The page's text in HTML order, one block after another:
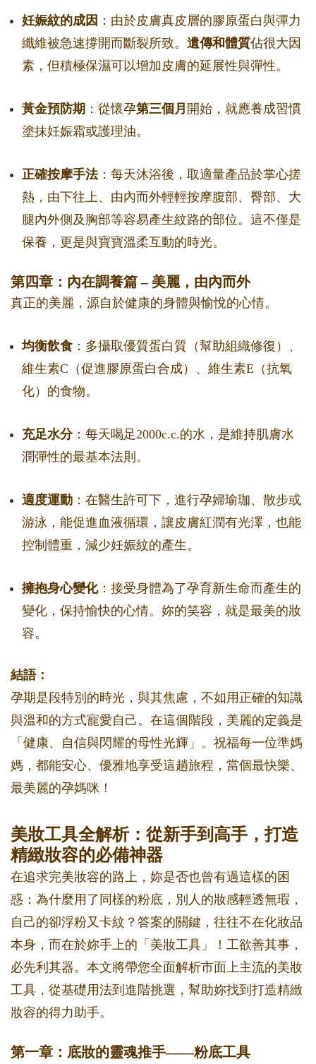
妊娠紋的成因 ：由於皮膚真皮層的膠原蛋白與彈力
纖維被急速撐開而斷裂所致。 遺傳和體質佔很大因
素，但積極保濕可以增加皮膚的延展性與彈性。
黃金預防期 ：從懷孕第三個月 開始，就應養成習慣
塗抹妊娠霜或護理油。
正確按摩手法：每天沐浴後，取適量產品於掌心搓
熱，由下往上、由內而外輕輕按摩腹部、臀部、大
腿內外側及胸部等容易產生紋路的部位。這不僅是
保養，更是與寶寶溫柔互動的時光。
第四章：內在調養篇 – 美麗，由內而外
真正的美麗，源自於健康的身體與愉悅的心情。
均衡飲食 ：多攝取優質蛋白質（幫助組織修復）、
維生素C（促進膠原蛋白合成）、維生素E（抗氧
化）的食物。
充足水分：每天喝足2000c.c.的水，是維持肌膚水
潤彈性的最基本法則。
適度運動 ：在醫生許可下，進行孕婦瑜珈、散步或
游泳，能促進血液循環，讓皮膚紅潤有光澤，也能
控制體重，減少妊娠紋的產生。
擁抱身心變化：接受身體為了孕育新生命而產生的
變化，保持愉快的心情。妳的笑容，就是最美的妝
容。
結語：
孕期是段特別的時光，與其焦慮，不如用正確的知識
與溫和的方式寵愛自己。在這個階段，美麗的定義是
「健康、自信與閃耀的母性光輝」。祝福每一位準媽
媽，都能安心、優雅地享受這趟旅程，當個最快樂、
最美麗的孕媽咪！
美妝工具全解析：從新手到高手，打造
精緻妝容的必備神器
在追求完美妝容的路上，妳是否也曾有過這樣的困
惑：為什麼用了同樣的粉底，別人的妝感輕透無瑕，
自己的卻浮粉又卡紋？答案的關鍵，往往不在化妝品
本身，而在於妳手上的「美妝工具」！工欲善其事，
必先利其器。本文將帶您全面解析市面上主流的美妝
工具，從基礎用法到進階挑選，幫助妳找到打造精緻
妝容的得力助手。
第一章：底妝的靈魂推手——粉底工具